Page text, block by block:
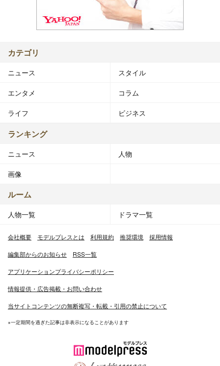
カテゴリ
ニュース スタイル
エンタメ コラム
ライフ ビジネス
ランキング
ニュース 人物
画像
ルーム
人物一覧 ドラマ一覧
会社概要 モデルプレスとは 利用規約 推奨環境 採用情報
編集部からのお知らせ RSS一覧
アプリケーションプライバシーポリシー
情報提供・広告掲載・お問い合わせ
当サイトコンテンツの無断複写・転載・引用の禁止について
※一定期間を過ぎた記事は非表示になることがあります